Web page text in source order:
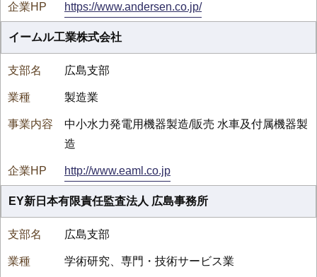
https://www.andersen.co.jp/
イームル工業株式会社
広島支部
製造業
中小水力発電用機器製造/販売 水車及付属機器製
造
http://www.eaml.co.jp
EY新日本有限責任監査法人 広島事務所
広島支部
学術研究、専門・技術サービス業